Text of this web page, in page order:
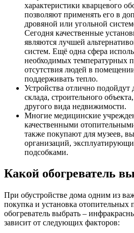
характеристики кварцевого
позволяют применять его в
дровяной или угольной
Сегодня качественные
являются лучшей
систем. Ещё одна сфера
необходимых температурных
отсутствия людей в
поддерживать тепло.
Устройства отлично подойдут
склада, строительного
другого вида недвижимости.
Многие медицинские
качественными
также покупают для музеев,
организаций,
подсобками.
Какой обогреватель
При обустройстве дома одним из
покупка и установка отопительных
обогреватель выбрать –
зависит от следующих факторов: